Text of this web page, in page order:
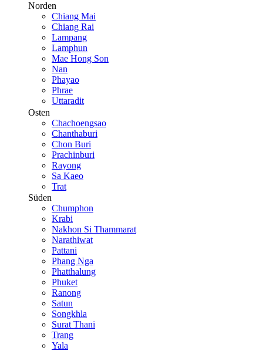
Norden
Chiang Mai
Chiang Rai
Lampang
Lamphun
Mae Hong Son
Nan
Phayao
Phrae
Uttaradit
Osten
Chachoengsao
Chanthaburi
Chon Buri
Prachinburi
Rayong
Sa Kaeo
Trat
Süden
Chumphon
Krabi
Nakhon Si Thammarat
Narathiwat
Pattani
Phang Nga
Phatthalung
Phuket
Ranong
Satun
Songkhla
Surat Thani
Trang
Yala